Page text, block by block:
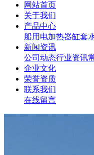
网站首页
关于我们
产品中心
船用电加热器缸套
新闻资讯
公司动态行业资讯
企业文化
荣誉资质
联系我们
在线留言